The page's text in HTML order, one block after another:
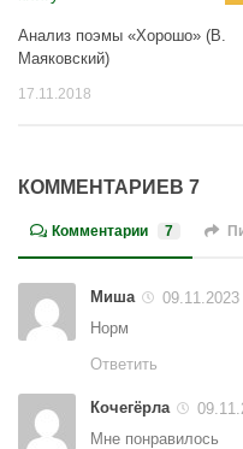
Анализ поэмы «Хорошо» (В.
Маяковский)
17.11.2018
КОММЕНТАРИЕВ 7
Комментарии 7
Миша
Норм
Ответить
Кочегёрла
Мне понравилось